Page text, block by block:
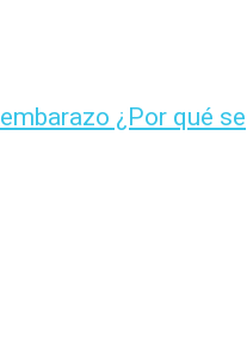
¿Por qué se